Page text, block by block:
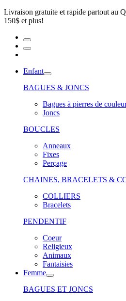
Livraison gratuite et rapide partout au
150$ et plus!
Enfant
BAGUES & JONCS
Bagues à pierres de
Joncs
BOUCLES
Anneaux
Fixes
Perçage
CHAINES, BRACELETS &
COLLIERS
Bracelets
PENDENTIF
Coeur
Religieux
Animaux
Fantaisies
Femme
BAGUES ET JONCS